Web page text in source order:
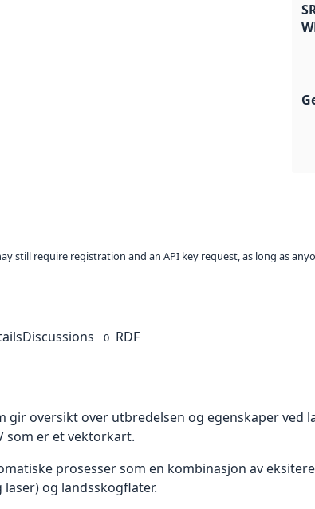
still require registration and an API key request, as long as
Discussions 0 RDF
gir oversikt over utbredelsen og egenskaper ved
som er et vektorkart.
prosesser som en kombinasjon av
og landsskogflater.